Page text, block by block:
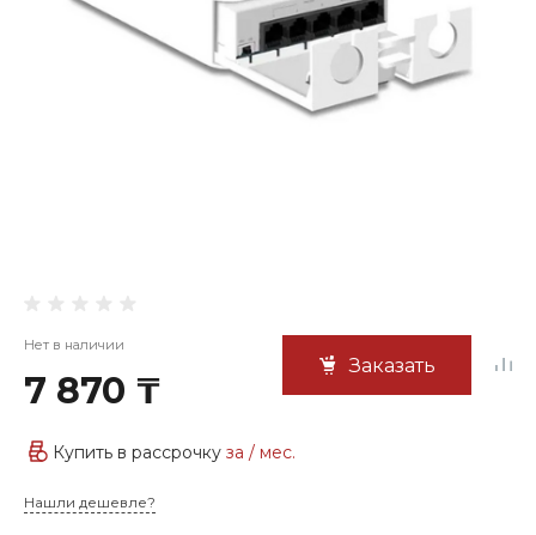
Нет в наличии
7 870 ₸
Заказать
Купить в рассрочку за / мес.
Нашли дешевле?